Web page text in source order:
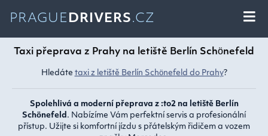
PRAGUE DRIVERS.CZ
Taxi přeprava z Prahy na letiště Berlín Schönefeld
Hledáte taxi z letiště Berlín Schönefeld do Prahy?
Spolehlivá a moderní přeprava z :to2 na letiště Berlín
Schönefeld . Nabízíme Vám perfektní servis a profesionální
přístup. Užijte si komfortní jízdu s přátelským řidičem a vozem